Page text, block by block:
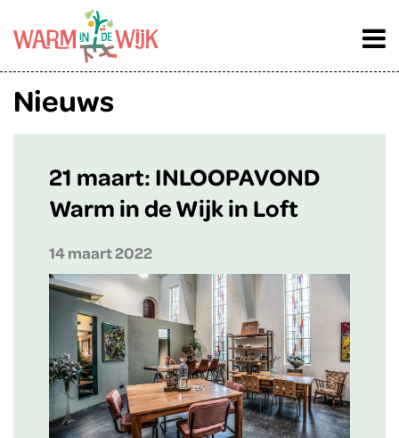
Nieuws
21 maart: INLOOPAVOND
Warm in de Wijk in Loft
14 maart 2022